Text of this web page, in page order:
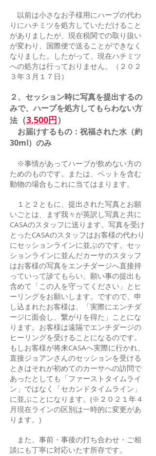
以前は小さなお子様用にハーブの代わ
りにハチミツを処方していただけること
がありましたが、現在税関での取り扱い
が変わり、国際便で送ることができなく
なりました。したがって、現在ハチミツ
への処方は行っておりません。
​（２０２
３年３月１７日）
２、セッション時に写真を提出するの
みで、ハーブを処方してもらわない方
法 （3,500円）
お届けするもの：祝福された水（約
30mⅼ）のみ
※事情があってハーブが飲めない方の
ためのものです。または、ペットを含む
動物の場合もこれに当てはまります。
１と２ともに、提出された写真とお願
いごとは、まず我々が英訳し写真と共に
CASAのスタッフに送ります。写真を受け
とったCASAのスタッフはお客様の代わり
にセッションラインに並ぶのです。セッ
ションラインに並んだカーサのスタッフ
はお客様の写真をエンチダージへ直接持
っていって診てもらい、願い事の提出も
含めて「この人を守ってください」とヒ
ーリングをお願いします。ですので、申
し込まれたお客様は、「実際にエンチダ
ージに面会し、繋がりを得た」ことにな
ります。お客様は遠隔でエンチダージの
ヒーリングを受けることになるのです。
もしお客様が将来CASAへ実際に行かれ、
直接ジョアンさんのセッションを受ける
ときはそれが初めてのカーサへの訪問で
あったとしても「ファーストタイムライ
ン」ではなく「セカンドタイムライン」
に並ぶことになります。(※２０２１年４
月現在ラインの区別は一時的に変更があ
ります。)
また、事前・事後の打ち合わせ・ご相
談にも丁寧に対応いたす所存です。